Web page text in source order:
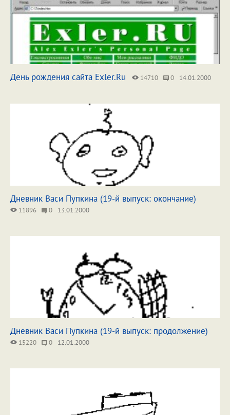
День рождения сайта Exler.Ru 14710 0 14.01.2000
Дневник Васи Пупкина (19-й выпуск: окончание)
11896 0 13.01.2000
Дневник Васи Пупкина (19-й выпуск: продолжение)
15220 0 12.01.2000